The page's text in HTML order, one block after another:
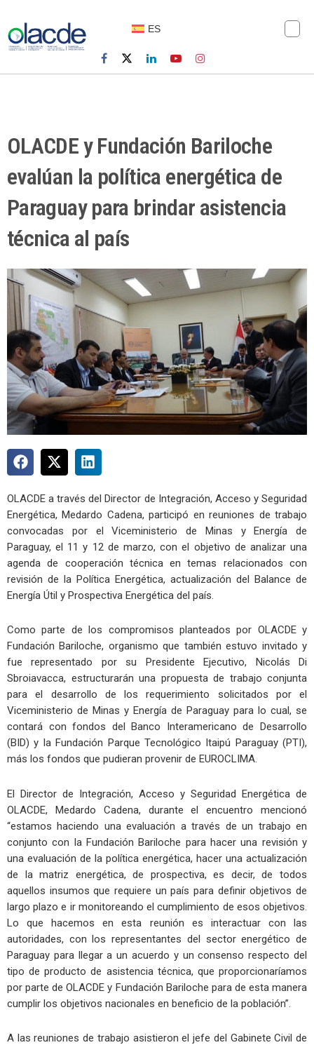
ES
OLACDE y Fundación Bariloche
evalúan la política energética de
Paraguay para brindar asistencia
técnica al país
OLACDE a través del Director de Integración, Acceso y Seguridad
Energética, Medardo Cadena, participó en reuniones de trabajo
convocadas por el Viceministerio de Minas y Energía de
Paraguay, el 11 y 12 de marzo, con el objetivo de analizar una
agenda de cooperación técnica en temas relacionados con
revisión de la Política Energética, actualización del Balance de
Energía Útil y Prospectiva Energética del país.
Como parte de los compromisos planteados por OLACDE y
Fundación Bariloche, organismo que también estuvo invitado y
fue representado por su Presidente Ejecutivo, Nicolás Di
Sbroiavacca, estructurarán una propuesta de trabajo conjunta
para el desarrollo de los requerimiento solicitados por el
Viceministerio de Minas y Energía de Paraguay para lo cual, se
contará con fondos del Banco Interamericano de Desarrollo
(BID) y la Fundación Parque Tecnológico Itaipú Paraguay (PTI),
más los fondos que pudieran provenir de EUROCLIMA.
El Director de Integración, Acceso y Seguridad Energética de
OLACDE, Medardo Cadena, durante el encuentro mencionó
“estamos haciendo una evaluación a través de un trabajo en
conjunto con la Fundación Bariloche para hacer una revisión y
una evaluación de la política energética, hacer una actualización
de la matriz energética, de prospectiva, es decir, de todos
aquellos insumos que requiere un país para definir objetivos de
largo plazo e ir monitoreando el cumplimiento de esos objetivos.
Lo que hacemos en esta reunión es interactuar con las
autoridades, con los representantes del sector energético de
Paraguay para llegar a un acuerdo y un consenso respecto del
tipo de producto de asistencia técnica, que proporcionaríamos
por parte de OLACDE y Fundación Bariloche para de esta manera
cumplir los objetivos nacionales en beneficio de la población”.
A las reuniones de trabajo asistieron el jefe del Gabinete Civil de